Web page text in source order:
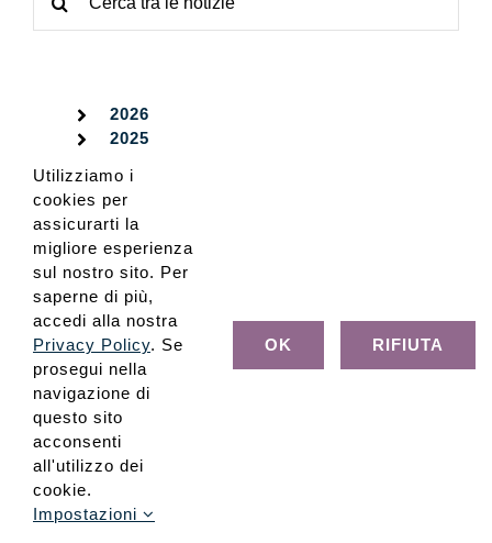
per:
2026
2025
2023
2022
2021
2020
2019
2018
2017
2016
2015
2014
2013
2012
2011
2009
Utilizziamo i
cookies per
assicurarti la
migliore esperienza
sul nostro sito. Per
saperne di più,
accedi alla nostra
Privacy Policy. Se
prosegui nella
navigazione di
questo sito
acconsenti
all'utilizzo dei
cookie.
Impostazioni
OK RIFIUTA